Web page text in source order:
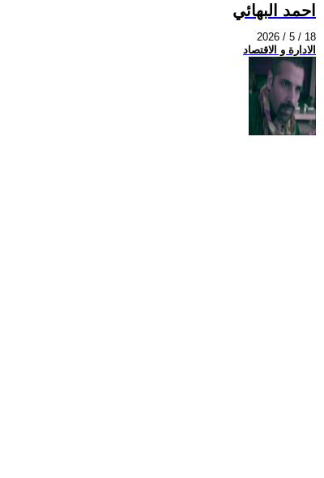
احمد البهائي
2026 / 5 / 18
الادارة و الاقتصاد